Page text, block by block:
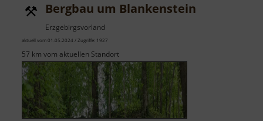
Bergbau um Blankenstein
Erzgebirgsvorland
aktuell vom 01.05.2024 / Zugriffe: 1927
57 km vom aktuellen Standort